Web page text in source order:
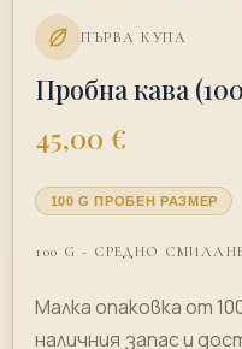
ПЪРВА КУПА
Пробна кава
45,00 €
100 G ПРОБЕН РАЗМЕР
100 G - СРЕДНО СМИЛАНЕ
Малка опаковка от
наличния запас и